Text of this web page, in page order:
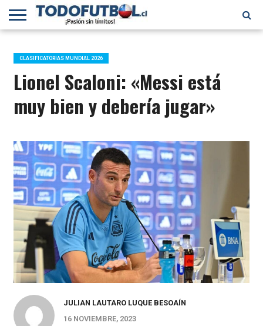
PRIMERA
B
SELECCIÓN
CHILENA
CHILENOS
EN EL
MUNDO
FÚTBOL
INTERNACIONAL
CLASIFICATORIAS MUNDIAL 2026
Lionel Scaloni: «Messi está
muy bien y debería jugar»
JULIAN LAUTARO LUQUE BESOAÍN
16 NOVIEMBRE, 2023